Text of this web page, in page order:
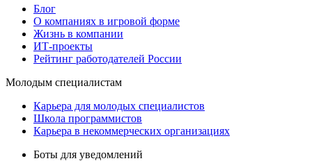
Блог
О компаниях в игровой форме
Жизнь в компании
ИТ-проекты
Рейтинг работодателей России
Молодым специалистам
Карьера для молодых специалистов
Школа программистов
Карьера в некоммерческих организациях
Боты для уведомлений